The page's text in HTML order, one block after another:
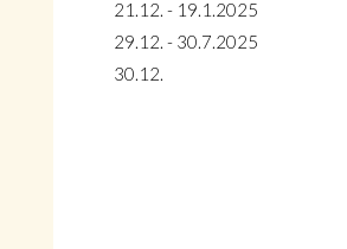
21.12. - 19.1.2025
29.12. - 30.7.2025
30.12.